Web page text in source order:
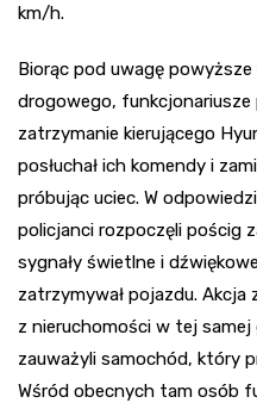
km/h.
Biorąc pod uwagę
drogowego, funkcjonariusze
zatrzymanie kierującego
posłuchał ich komendy i
próbując uciec. W
policjanci rozpoczęli pościg
sygnały świetlne i
zatrzymywał pojazdu. Akcja
z nieruchomości w tej
zauważyli samochód, który
Wśród obecnych tam osób